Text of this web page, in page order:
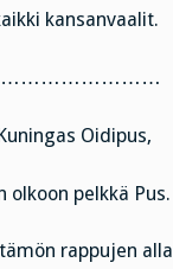
kansanvaalit.
Oidipus,
olkoon pelkkä Pus.
rappujen alla